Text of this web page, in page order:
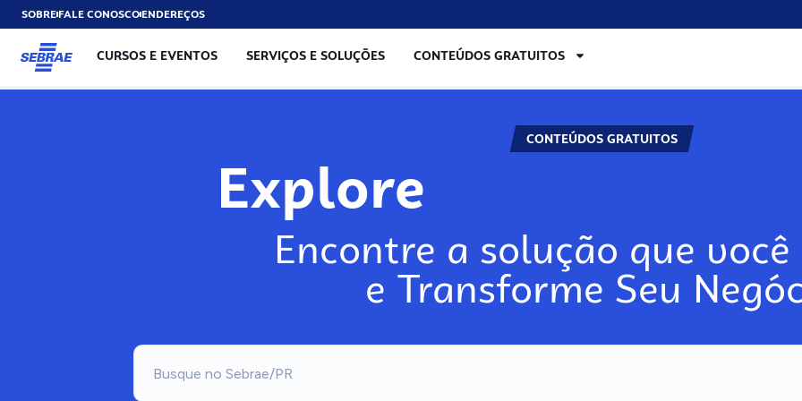
SOBREFALE CONOSCOENDEREÇOS
CURSOS E EVENTOS SERVIÇOS E SOLUÇÕES CONTEÚDOS GRATUITOS
CONTEÚDOS GRATUITOS
Explore
Encontre a solução que você
e Transforme Seu